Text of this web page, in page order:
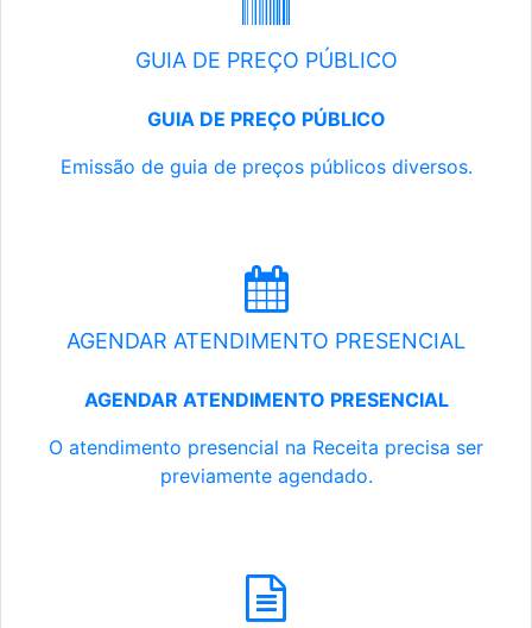
GUIA DE PREÇO PÚBLICO
GUIA DE PREÇO PÚBLICO
Emissão de guia de preços públicos diversos.
AGENDAR ATENDIMENTO PRESENCIAL
AGENDAR ATENDIMENTO PRESENCIAL
O atendimento presencial na Receita precisa ser
previamente agendado.